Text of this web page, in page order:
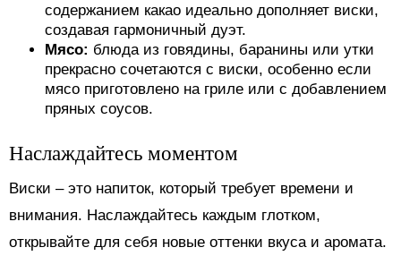
содержанием какао идеально дополняет виски,
создавая гармоничный дуэт.
Мясо: блюда из говядины, баранины или утки
прекрасно сочетаются с виски, особенно если
мясо приготовлено на гриле или с добавлением
пряных соусов.
Наслаждайтесь моментом
Виски – это напиток, который требует времени и
внимания. Наслаждайтесь каждым глотком,
открывайте для себя новые оттенки вкуса и аромата.